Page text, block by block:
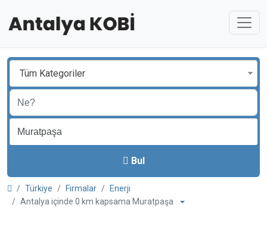
Tüm Kategoriler
Bul
Türkiye Firmalar
Enerji
Antalya içinde 0 km kapsama Muratpaşa